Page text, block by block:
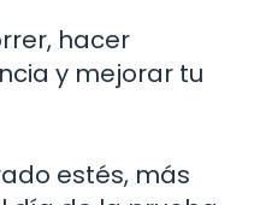
hacer
y mejorar tu
estés, más